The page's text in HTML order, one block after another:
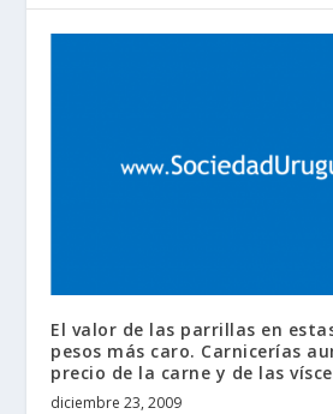
El valor de las parrillas en
pesos más caro. Carnicerías
precio de la carne y de las
diciembre 23, 2009